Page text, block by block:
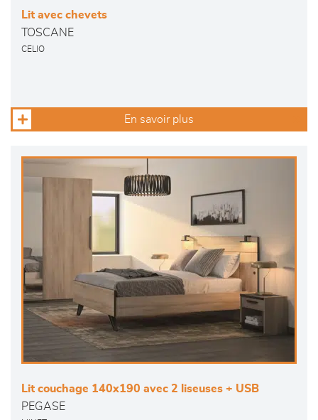
Lit avec chevets
TOSCANE
CELIO
En savoir plus
Lit couchage 140x190 avec 2 liseuses + USB
PEGASE